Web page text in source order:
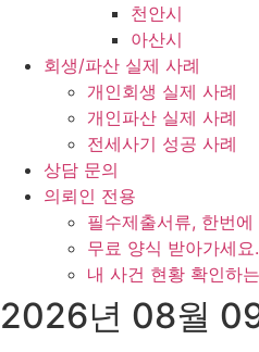
천안시
아산시
회생/파산 실제 사례
개인회생 실제 사례
개인파산 실제 사례
전세사기 성공 사례
상담 문의
의뢰인 전용
필수제출서류, 한번에
무료 양식 받아가세요.
내 사건 현황 확인하
2026년 08월